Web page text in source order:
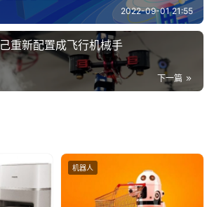
2022-09-01 21:55
重新配置成飞行机械手
下一篇
机器人